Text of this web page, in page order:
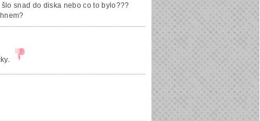
snad do diska nebo co to bylo???